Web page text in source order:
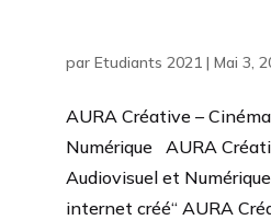
par Etudiants 2021| Mai 3,
AURA Créative –
Numérique AURA
Audiovisuel et
internet créé“ AURA